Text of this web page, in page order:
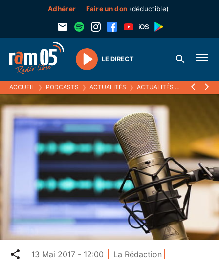
Adhérer Faire un don (déductible)
Play
LE DIRECT
ACCUEIL ❯ PODCASTS ❯ ACTUALITÉS ❯ ACTUALITÉS (ARCHIVES)
Partager
13 Mai 2017 - 12:00 La Rédaction